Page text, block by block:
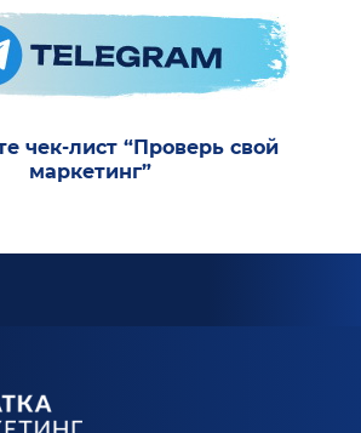
чек-лист “Проверь свой
маркетинг”